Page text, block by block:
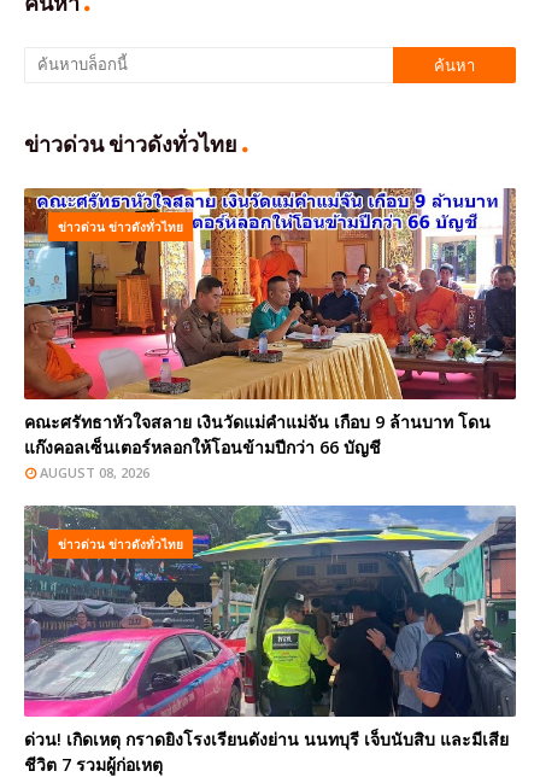
ข่าวด่วน ข่าวดังทั่วไทย
ข่าวด่วน ข่าวดังทั่วไทย
คณะศรัทธาหัวใจสลาย เงินวัดแม่คำแม่จัน เกือบ 9 ล้านบาท โดน
แก๊งคอลเซ็นเตอร์หลอกให้โอนข้ามปีกว่า 66 บัญชี
AUGUST 08, 2026
ข่าวด่วน ข่าวดังทั่วไทย
ด่วน! เกิดเหตุ กราดยิงโรงเรียนดังย่าน นนทบุรี เจ็บนับสิบ และมีเสีย
ชีวิต 7 รวมผู้ก่อเหตุ